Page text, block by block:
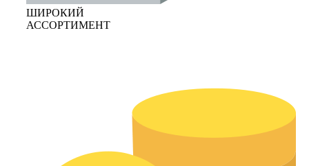
ШИРОКИЙ
АССОРТИМЕНТ